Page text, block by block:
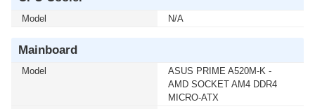
ต่อ 1 อัน) สนใจโปรโมชั่นนี้ ติดต่อ 02-017-4444
เมื่อซื้อพร้อมคอมเซ็ต ลดทันที 750 บาท จากปกติ 5,990
บาท เหลือเพียง 5,240 บาท UPS SYNDOME (ECO II-
2200-LCD) 2000VA/1200WATT(1 เซ็ต ต่อ 1 อัน) สนใจ
โปรโมชั่นนี้ ติดต่อ 02-017-4444
Model N/A
Mainboard
Model
ASUS PRIME A520M-K -
AMD SOCKET AM4 DDR4
MICRO-ATX